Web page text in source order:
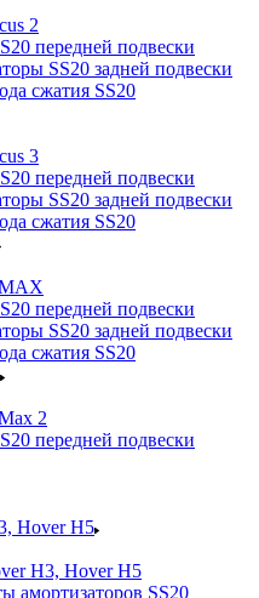
2
передней подвески
SS20 задней подвески
сжатия SS20
3
передней подвески
SS20 задней подвески
сжатия SS20
передней подвески
SS20 задней подвески
сжатия SS20
2
передней подвески
Hover H5
H3, Hover H5
амортизаторов SS20